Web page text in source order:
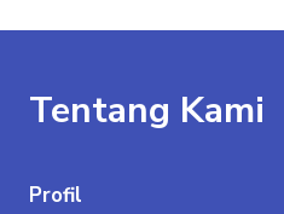
Tentang Kami
Profil